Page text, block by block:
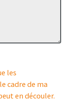
les
cadre de ma
en découler.